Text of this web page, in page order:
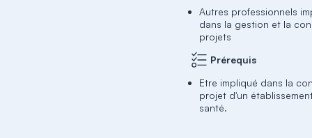
Autres professionnels
dans la gestion et la
projets
Prérequis
Etre impliqué dans la
projet d'un
santé.